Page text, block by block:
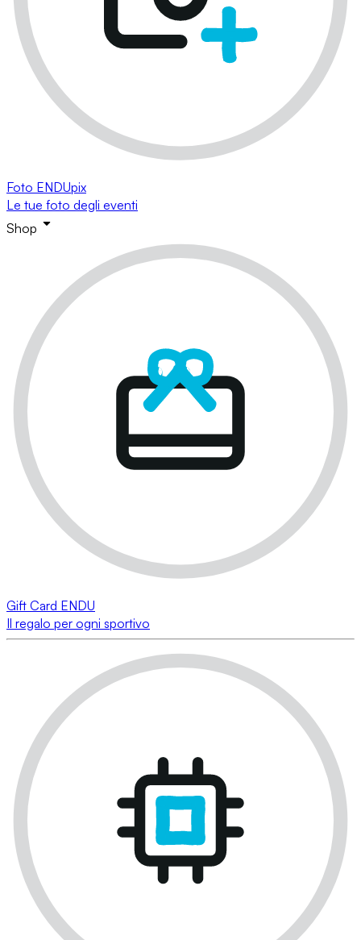
Foto ENDUpix
Le tue foto degli eventi
Shop
Gift Card ENDU
Il regalo per ogni sportivo